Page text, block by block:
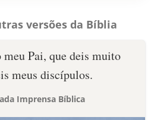
versões da Bíblia
Pai, que deis muito
meus discípulos.
Imprensa Bíblica